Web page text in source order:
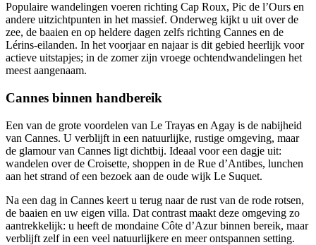
Populaire wandelingen voeren richting Cap Roux, Pic de l’Ours en
andere uitzichtpunten in het massief. Onderweg kijkt u uit over de
zee, de baaien en op heldere dagen zelfs richting Cannes en de
Lérins-eilanden. In het voorjaar en najaar is dit gebied heerlijk voor
actieve uitstapjes; in de zomer zijn vroege ochtendwandelingen het
meest aangenaam.
Cannes binnen handbereik
Een van de grote voordelen van Le Trayas en Agay is de nabijheid
van Cannes. U verblijft in een natuurlijke, rustige omgeving, maar
de glamour van Cannes ligt dichtbij. Ideaal voor een dagje uit:
wandelen over de Croisette, shoppen in de Rue d’Antibes, lunchen
aan het strand of een bezoek aan de oude wijk Le Suquet.
Na een dag in Cannes keert u terug naar de rust van de rode rotsen,
de baaien en uw eigen villa. Dat contrast maakt deze omgeving zo
aantrekkelijk: u heeft de mondaine Côte d’Azur binnen bereik, maar
verblijft zelf in een veel natuurlijkere en meer ontspannen setting.